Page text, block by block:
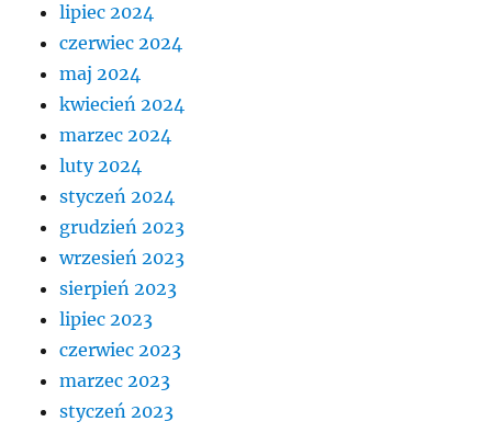
lipiec 2024
czerwiec 2024
maj 2024
kwiecień 2024
marzec 2024
luty 2024
styczeń 2024
grudzień 2023
wrzesień 2023
sierpień 2023
lipiec 2023
czerwiec 2023
marzec 2023
styczeń 2023